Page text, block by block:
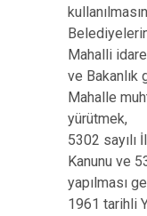
Mahalli
ve Bakanlık
Mahalle
yürütmek,
5302 sayılı
Kanunu ve
yapılması
1961 tarihli